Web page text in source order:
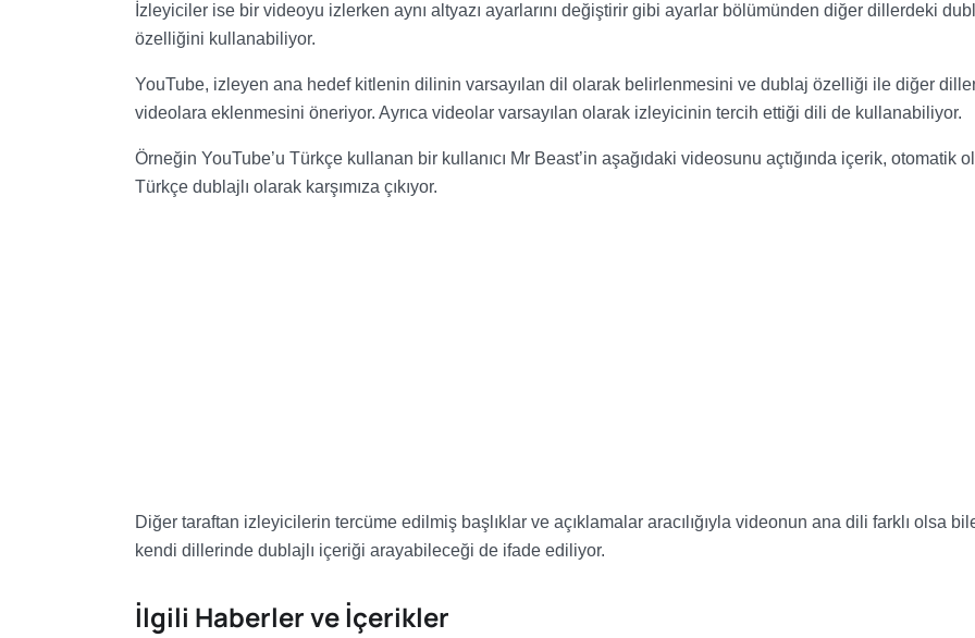
İzleyiciler ise bir videoyu izlerken aynı altyazı ayarlarını değiştirir gibi ayarlar bölümünden diğer dillerdeki
özelliğini kullanabiliyor.
YouTube, izleyen ana hedef kitlenin dilinin varsayılan dil olarak belirlenmesini ve dublaj özelliği ile diğer
videolara eklenmesini öneriyor. Ayrıca videolar varsayılan olarak izleyicinin tercih ettiği dili de kullanabiliyor.
Örneğin YouTube’u Türkçe kullanan bir kullanıcı Mr Beast’in aşağıdaki videosunu açtığında içerik, otomatik
Türkçe dublajlı olarak karşımıza çıkıyor.
Diğer taraftan izleyicilerin tercüme edilmiş başlıklar ve açıklamalar aracılığıyla videonun ana dili farklı olsa
kendi dillerinde dublajlı içeriği arayabileceği de ifade ediliyor.
İlgili Haberler ve İçerikler